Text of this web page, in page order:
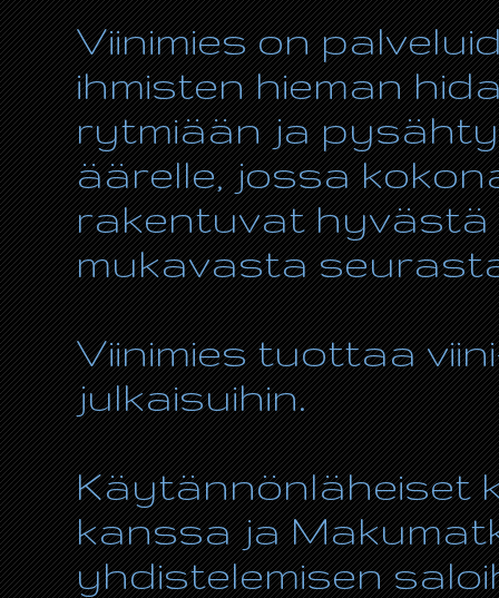
Viinimies on
ihmisten hieman
rytmiään ja
äärelle, jossa
rakentuvat hyvästä
mukavasta
Viinimies tuottaa
julkaisuihin.
Käytännönläheiset
kanssa ja
yhdistelemisen